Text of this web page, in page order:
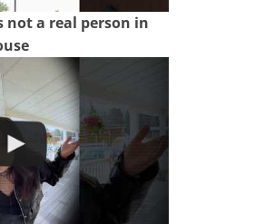
a real person in